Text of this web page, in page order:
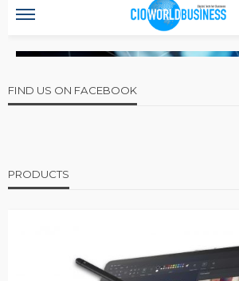
FIND US ON FACEBOOK
PRODUCTS